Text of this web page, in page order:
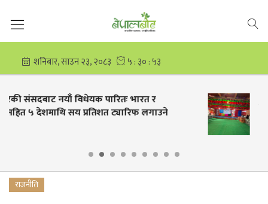
भारत र
लगाउने
हुम्लाको महाबौद्ध माविको वार्षिक
लाख
राजनीति